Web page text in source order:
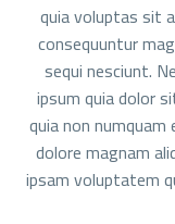
quia voluptas sit
consequuntur
sequi nesciunt.
ipsum quia dolor
quia non
dolore magnam
ipsam voluptatem